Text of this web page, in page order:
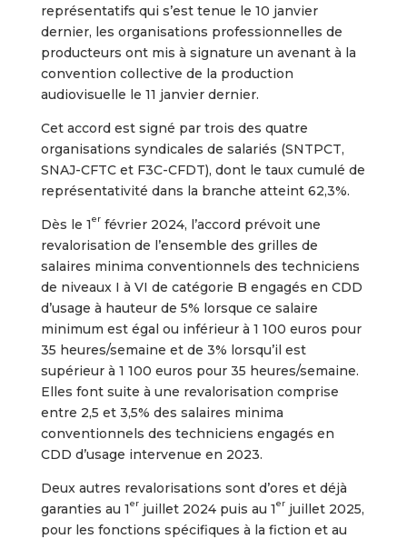
représentatifs qui s’est tenue le 10 janvier
dernier, les organisations professionnelles de
producteurs ont mis à signature un avenant à la
convention collective de la production
audiovisuelle le 11 janvier dernier.
Cet accord est signé par trois des quatre
organisations syndicales de salariés (SNTPCT,
SNAJ-CFTC et F3C-CFDT), dont le taux cumulé de
représentativité dans la branche atteint 62,3%.
Dès le 1er février 2024, l’accord prévoit une
revalorisation de l’ensemble des grilles de
salaires minima conventionnels des techniciens
de niveaux I à VI de catégorie B engagés en CDD
d’usage à hauteur de 5% lorsque ce salaire
minimum est égal ou inférieur à 1 100 euros pour
35 heures/semaine et de 3% lorsqu’il est
supérieur à 1 100 euros pour 35 heures/semaine.
Elles font suite à une revalorisation comprise
entre 2,5 et 3,5% des salaires minima
conventionnels des techniciens engagés en
CDD d’usage intervenue en 2023.
Deux autres revalorisations sont d’ores et déjà
garanties au 1er juillet 2024 puis au 1er juillet 2025,
pour les fonctions spécifiques à la fiction et au